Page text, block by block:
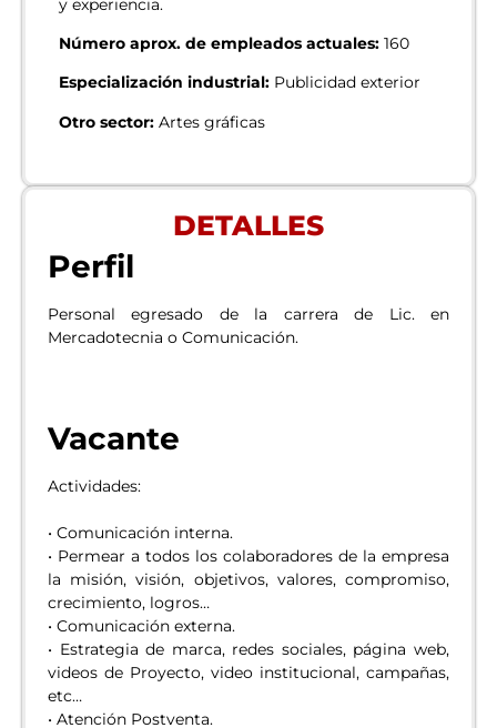
y experiencia.
Número aprox. de empleados actuales: 160
Especialización industrial: Publicidad exterior
Otro sector: Artes gráficas
DETALLES
Perfil
Personal egresado de la carrera de Lic. en
Mercadotecnia o Comunicación.
Vacante
Actividades:
• Comunicación interna.
• Permear a todos los colaboradores de la empresa
la misión, visión, objetivos, valores, compromiso,
crecimiento, logros…
• Comunicación externa.
• Estrategia de marca, redes sociales, página web,
videos de Proyecto, video institucional, campañas,
etc…
• Atención Postventa.